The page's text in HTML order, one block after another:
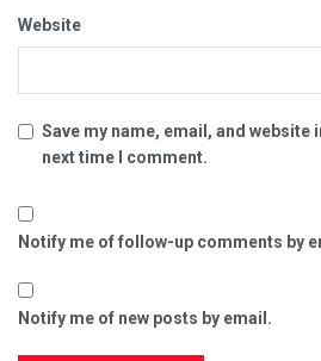
Website
Save my name, email, and
next time I comment.
Notify me of follow-up comments by
Notify me of new posts by email.